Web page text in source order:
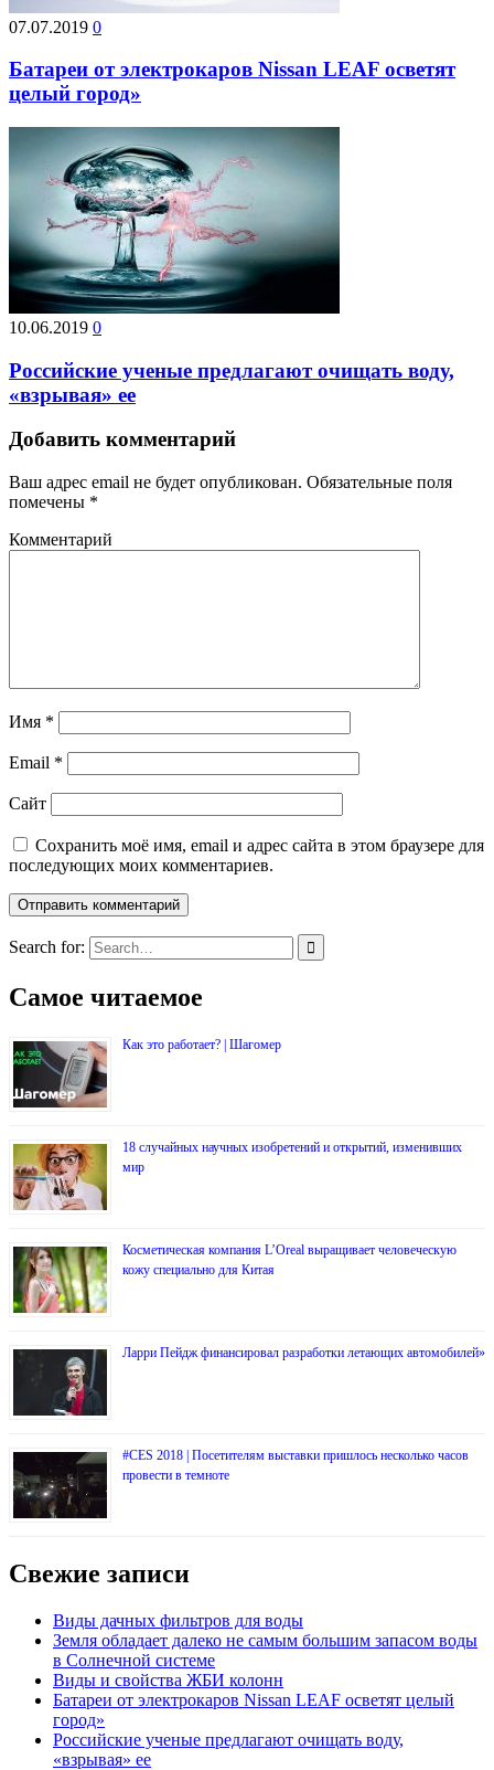
07.07.2019 0
Батареи от электрокаров Nissan LEAF осветят
целый город»
10.06.2019 0
Российские ученые предлагают очищать воду,
«взрывая» ее
Добавить комментарий
Ваш адрес email не будет опубликован. Обязательные поля
помечены *
Комментарий
Имя *
Email *
Сайт
Сохранить моё имя, email и адрес сайта в этом браузере для
последующих моих комментариев.
Search for:
Самое читаемое
Как это работает? | Шагомер
18 случайных научных изобретений и открытий, изменивших
мир
Косметическая компания L’Oreal выращивает человеческую
кожу специально для Китая
Ларри Пейдж финансировал разработки летающих автомобилей»
#CES 2018 | Посетителям выставки пришлось несколько часов
провести в темноте
Свежие записи
Виды дачных фильтров для воды
Земля обладает далеко не самым большим запасом воды
в Солнечной системе
Виды и свойства ЖБИ колонн
Батареи от электрокаров Nissan LEAF осветят целый
город»
Российские ученые предлагают очищать воду,
«взрывая» ее